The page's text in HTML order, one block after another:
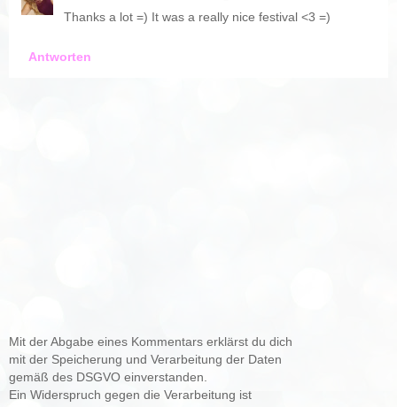
Thanks a lot =) It was a really nice festival <3 =)
Antworten
Mit der Abgabe eines Kommentars erklärst du dich
mit der Speicherung und Verarbeitung der Daten
gemäß des DSGVO einverstanden.
Ein Widerspruch gegen die Verarbeitung ist